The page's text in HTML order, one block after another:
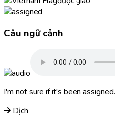
Câu ngữ cảnh
I'm not sure if it's been assigned.
Dịch